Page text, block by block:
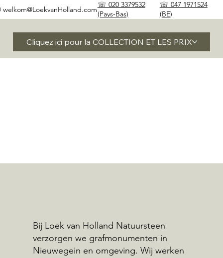
☏ 020 3379532
(Pays-Bas)
☏ 047 1971524
(BE)
welkom@LoekvanHolland.com
Cliquez ici pour la COLLECTION ET LES PRIX
Bij Loek van Holland Natuursteen
verzorgen we grafmonumenten in
Nieuwegein en omgeving. Wij werken